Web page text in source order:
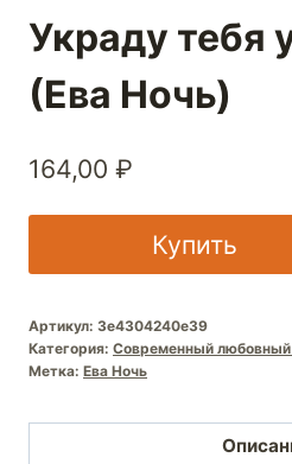
Украду тебя
(Ева Ночь)
164,00 ₽
Купить
Артикул: 3e4304240e39
Категория: Современный
Метка: Ева Ночь